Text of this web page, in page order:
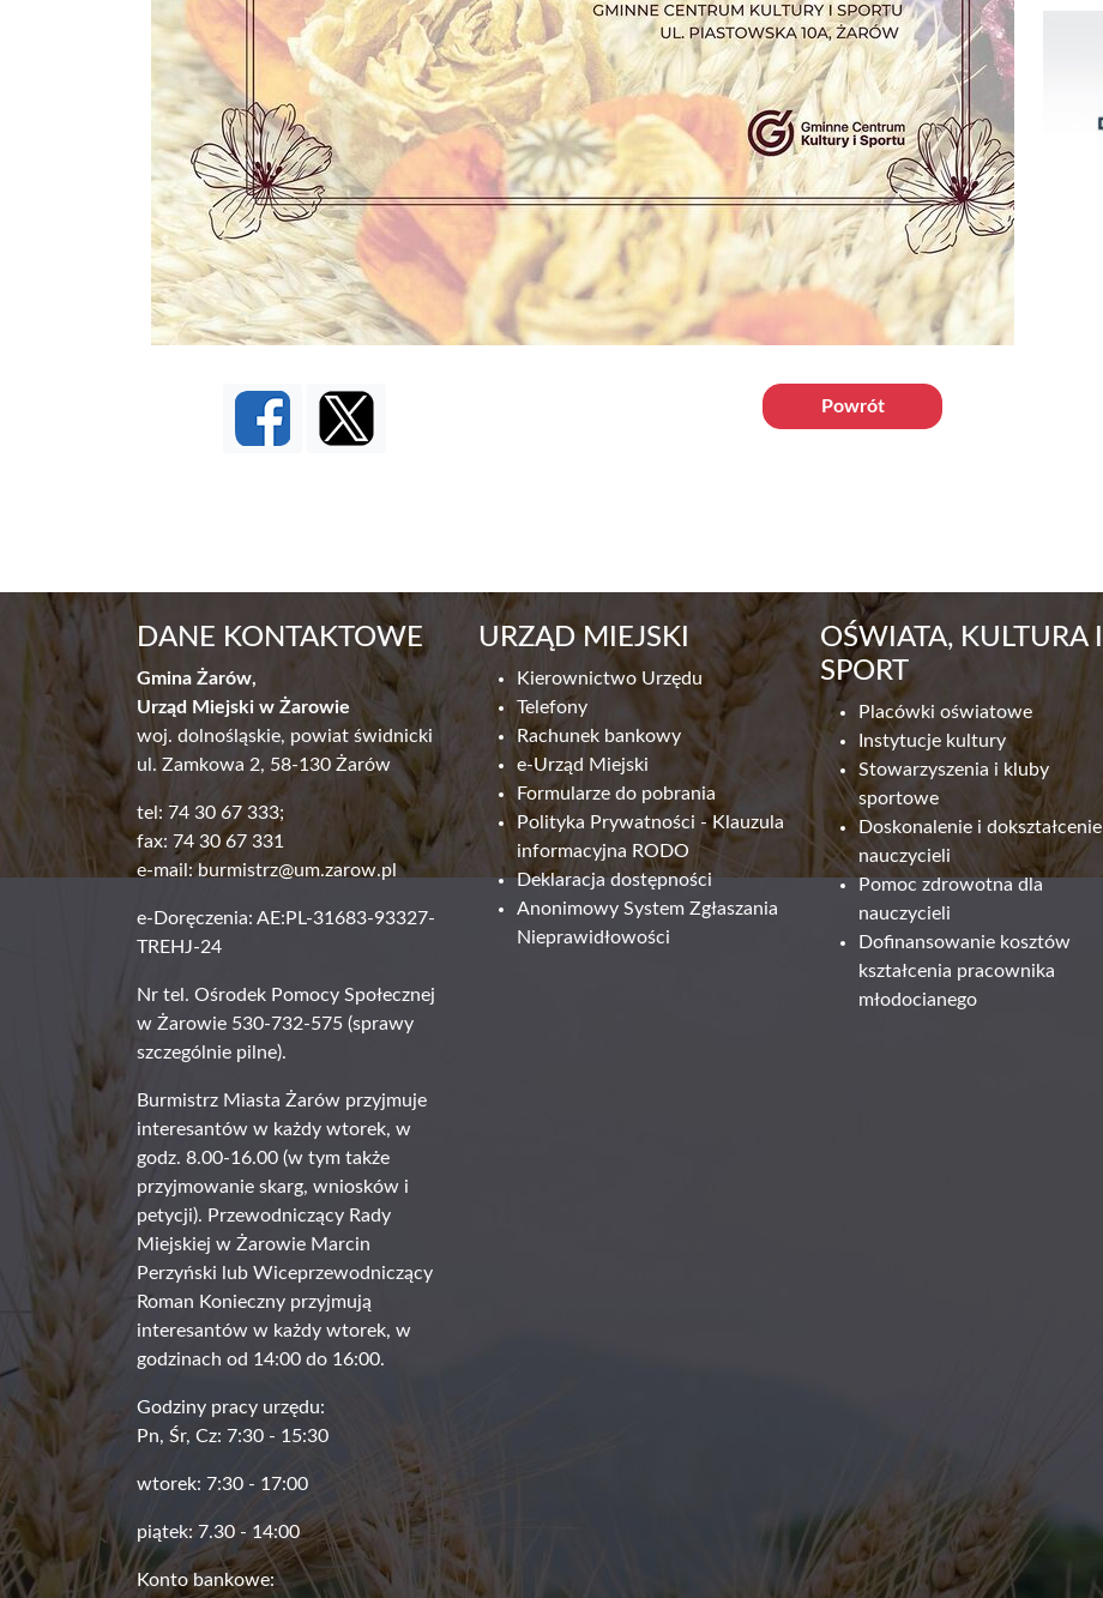
Powrót
DANE KONTAKTOWE
Gmina Żarów,
Urząd Miejski w Żarowie
woj. dolnośląskie, powiat świdnicki
ul. Zamkowa 2, 58-130 Żarów
tel: 74 30 67 333;
fax: 74 30 67 331
e-mail:burmistrz@um.zarow.pl
e-Doręczenia: AE:PL-31683-93327-
TREHJ-24
Nr tel. Ośrodek Pomocy Społecznej
w Żarowie 530-732-575 (sprawy
szczególnie pilne).
Burmistrz Miasta Żarów przyjmuje
interesantów w każdy wtorek, w
godz. 8.00-16.00 (w tym także
przyjmowanie skarg, wniosków i
petycji). Przewodniczący Rady
Miejskiej w Żarowie Marcin
Perzyński lub Wiceprzewodniczący
Roman Konieczny przyjmują
interesantów w każdy wtorek, w
godzinach od 14:00 do 16:00.
Godziny pracy urzędu:
Pn, Śr, Cz: 7:30 - 15:30
wtorek: 7:30 - 17:00
piątek: 7.30 - 14:00
Konto bankowe:
URZĄD MIEJSKI
Kierownictwo Urzędu
Telefony
Rachunek bankowy
e-Urząd Miejski
Formularze do pobrania
Polityka Prywatności - Klauzula
informacyjna RODO
Deklaracja dostępności
Anonimowy System Zgłaszania
Nieprawidłowości
OŚWIATA, KULTURA I
SPORT
Placówki oświatowe
Instytucje kultury
Stowarzyszenia i kluby
sportowe
Doskonalenie i dokształcenie
nauczycieli
Pomoc zdrowotna dla
nauczycieli
Dofinansowanie kosztów
kształcenia pracownika
młodocianego